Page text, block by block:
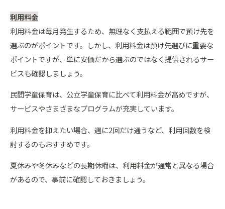
利用料金
利用料金は毎月発生するため、無理なく支払える範囲で預け先を
選ぶのがポイントです。しかし、利用料金は預け先選びに重要な
ポイントですが、単に安価だから選ぶのではなく提供されるサー
ビスも確認しましょう。
民間学童保育は、公立学童保育に比べて利用料金が高めですが、
サービスやさまざまなプログラムが充実しています。
利用料金を抑えたい場合、週に2回だけ通うなど、利用回数を検
討するのもおすすめです。
夏休みや冬休みなどの長期休暇は、利用料金が通常と異なる場合
があるので、事前に確認しておきましょう。